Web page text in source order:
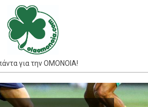
για την ΟΜΟΝΟΙΑ!